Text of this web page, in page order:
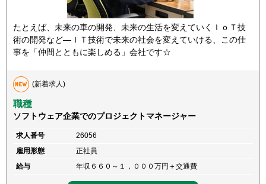
たとえば、未来の車の開発、未来の生活を変えていくＩｏＴ技
術の開発など―ＩＴ技術で未来の社会を変えていける、この仕
事を「仲間とともに楽しめる」会社です☆
(新着求人)
職種
ソフトウェア企業でのプロジェクトマネージャー
求人番号
26056
雇用形態
正社員
給与
年収６６０～１，０００万円＋交通費